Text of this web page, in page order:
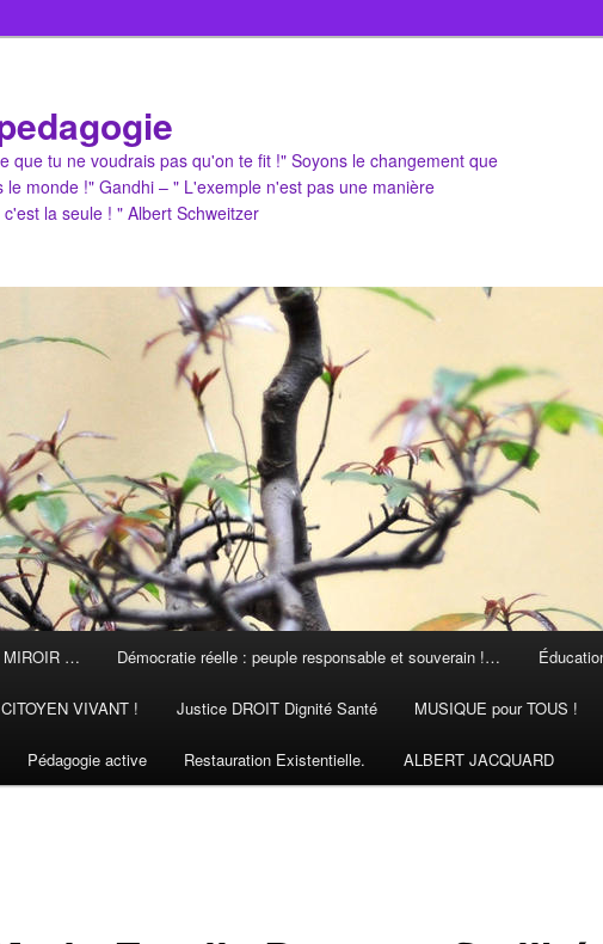
que tu ne voudrais pas qu'on te fit !" Soyons le changement que
le monde !" Gandhi – " L'exemple n'est pas une manière
la seule ! " Albert Schweitzer
MIROIR … Démocratie réelle : peuple responsable et souverain !…
VIVANT ! Justice DROIT Dignité Santé MUSIQUE pour TOUS !
Pédagogie active Restauration Existentielle. ALBERT JACQUARD